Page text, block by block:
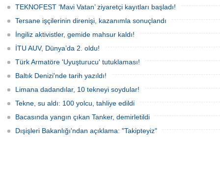
aralamış olabilir. Sıcak sularda
hareketsiz bekleyen binden fazla gemi,
istilacı deniz canlıları için devasa bir
üreme merkezine dönüşmüş durumda.
geliştiriyor.
TEKNOFEST ‘Mavi Vatan’ ziyaretçi kayıtları başladı!
Tersane işçilerinin direnişi, kazanımla sonuçlandı
İngiliz aktivistler, gemide mahsur kaldı!
İTU AUV, Dünya’da 2. oldu!
Türk Armatöre 'Uyuşturucu' tutuklaması!
Baltık Denizi'nde tarih yazıldı!
Limana dadandılar, 10 tekneyi soydular!
Tekne, su aldı: 100 yolcu, tahliye edildi
Bacasında yangın çıkan Tanker, demirletildi
Dışişleri Bakanlığı'ndan açıklama: "Takipteyiz"